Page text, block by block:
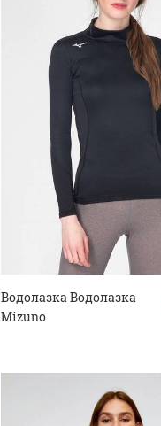
Водолазка Водолазка
Mizuno